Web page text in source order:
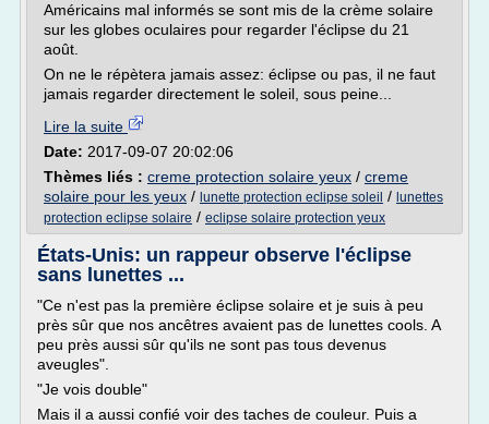
Américains mal informés se sont mis de la crème solaire
sur les globes oculaires pour regarder l'éclipse du 21
août.
On ne le répètera jamais assez: éclipse ou pas, il ne faut
jamais regarder directement le soleil, sous peine...
Lire la suite
Date: 2017-09-07 20:02:06
Thèmes liés : creme protection solaire yeux / creme
solaire pour les yeux / lunette protection eclipse soleil / lunettes
protection eclipse solaire / eclipse solaire protection yeux
États-Unis: un rappeur observe l'éclipse
sans lunettes ...
"Ce n'est pas la première éclipse solaire et je suis à peu
près sûr que nos ancêtres avaient pas de lunettes cools. A
peu près aussi sûr qu'ils ne sont pas tous devenus
aveugles".
"Je vois double"
Mais il a aussi confié voir des taches de couleur. Puis a